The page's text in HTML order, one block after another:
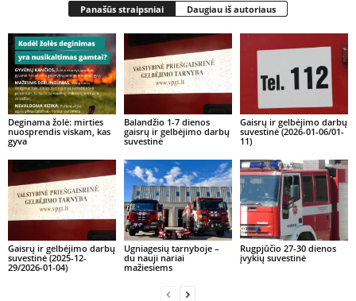
Panašūs straipsniai Daugiau iš autoriaus
Deginama žolė: mirties
nuosprendis viskam, kas
gyva
Balandžio 1-7 dienos
gaisrų ir gelbėjimo darbų
suvestinė
Gaisrų ir gelbėjimo darbų
suvestinė (2026-01-06/01-
11)
Gaisrų ir gelbėjimo darbų
suvestinė (2025-12-
29/2026-01-04)
Ugniagesių tarnyboje –
du nauji nariai
mažiesiems
Rugpjūčio 27-30 dienos
įvykių suvestinė